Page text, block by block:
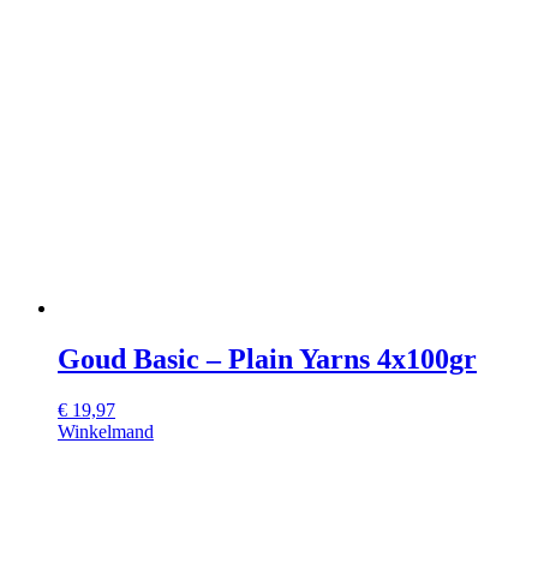
Goud Basic – Plain Yarns 4x100gr
€ 19,97
Winkelmand